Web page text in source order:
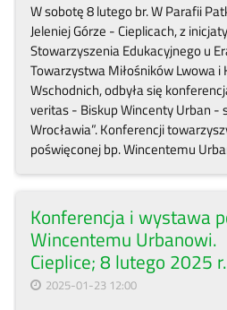
W sobotę 8 lutego br. W Parafii
Jeleniej Górze - Cieplicach, z
Stowarzyszenia Edukacyjnego u
Towarzystwa Miłośników Lwowa i
Wschodnich, odbyła się
veritas - Biskup Wincenty Urban -
Wrocławia”. Konferencji
poświęconej bp. Wincentemu
Konferencja i wystawa
Wincentemu
Cieplice; 8 lutego 2025 r.
2025-01-23 12:00